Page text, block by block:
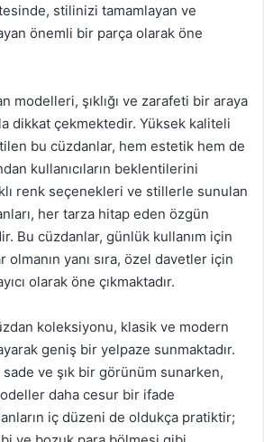
stilinizi tamamlayan ve
önemli bir parça olarak öne
modelleri, şıklığı ve zarafeti bir araya
dikkat çekmektedir. Yüksek kaliteli
bu cüzdanlar, hem estetik hem de
kullanıcıların beklentilerini
renk seçenekleri ve stillerle sunulan
her tarza hitap eden özgün
Bu cüzdanlar, günlük kullanım için
yanı sıra, özel davetler için
olarak öne çıkmaktadır.
koleksiyonu, klasik ve modern
geniş bir yelpaze sunmaktadır.
ve şık bir görünüm sunarken,
daha cesur bir ifade
iç düzeni de oldukça pratiktir;